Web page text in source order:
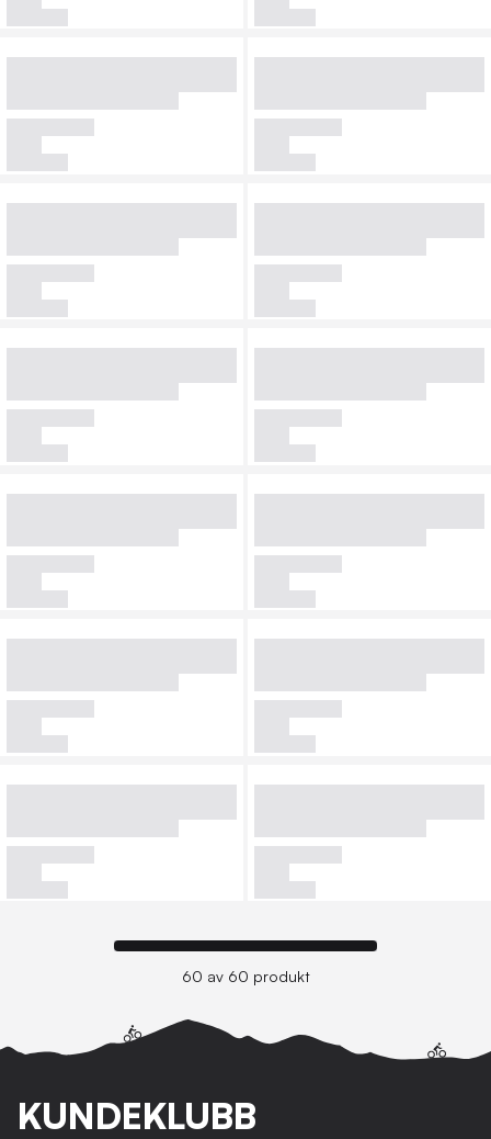
60 av 60 produkt
KUNDEKLUBB